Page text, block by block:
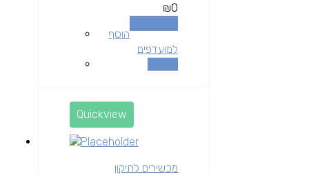
₪0
הוסף
למועדפים
Quickview
מכשירים לתיקון